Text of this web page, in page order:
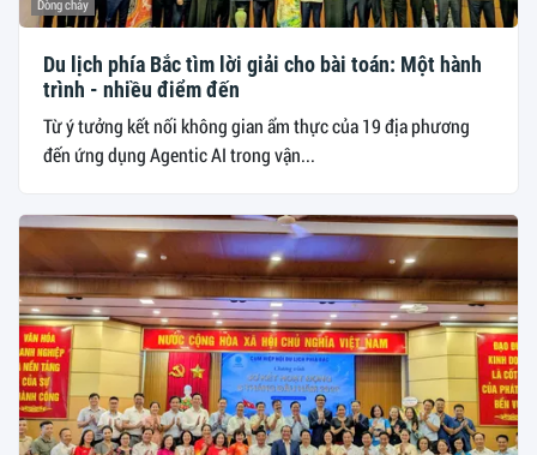
Dòng chảy
Du lịch phía Bắc tìm lời giải cho bài toán: Một hành
trình - nhiều điểm đến
Từ ý tưởng kết nối không gian ẩm thực của 19 địa phương
đến ứng dụng Agentic AI trong vận...